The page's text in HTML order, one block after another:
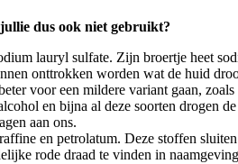
dus ook niet gebruikt?
lauryl sulfate. Zijn broertje heet
onttrokken worden wat de huid
voor een mildere variant gaan,
en bijna al deze soorten drogen
aan ons.
en petrolatum. Deze stoffen
rode draad te vinden in